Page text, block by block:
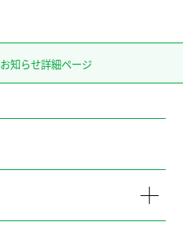
お知らせ詳細ページ